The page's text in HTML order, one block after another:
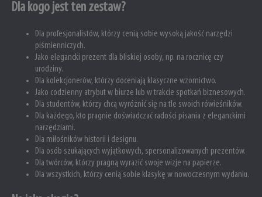
Dla kogo jest ten zestaw?
Dla profesjonalistów, którzy cenią sobie wysoką jakość narzędzi
piśmienniczych.
Jako elegancki prezent dla bliskiej osoby, np. na rocznicę czy
urodziny.
Dla kolekcjonerów, którzy doceniają klasyczne wzornictwo.
Jako codzienny atrybut w biurze lub w trakcie spotkań biznesowych.
Dla studentów, którzy chcą wyróżnić się na tle swoich rówieśników.
Dla każdego, kto pragnie doświadczać radości pisania z eleganckimi
narzędziami.
Dla miłośników historii i designu.
Dla osób szukających wyjątkowych, spersonalizowanych prezentów.
Dla twórców, którzy pragną wyrazić swoje wizje na papierze.
Dla wszystkich, którzy cenią sobie klasykę w nowoczesnym wydaniu.